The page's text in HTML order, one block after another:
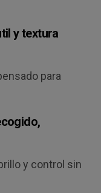
y textura
para
y control sin